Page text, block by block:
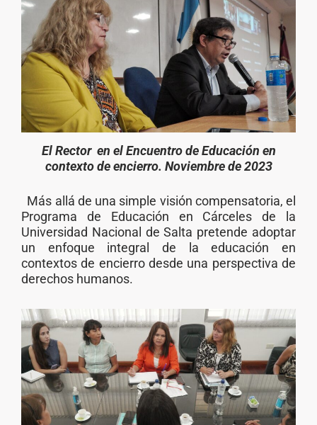
El Rector en el Encuentro de Educación en
contexto de encierro. Noviembre de 2023
Más allá de una simple visión compensatoria, el
Programa de Educación en Cárceles de la
Universidad Nacional de Salta pretende adoptar
un enfoque integral de la educación en
contextos de encierro desde una perspectiva de
derechos humanos.